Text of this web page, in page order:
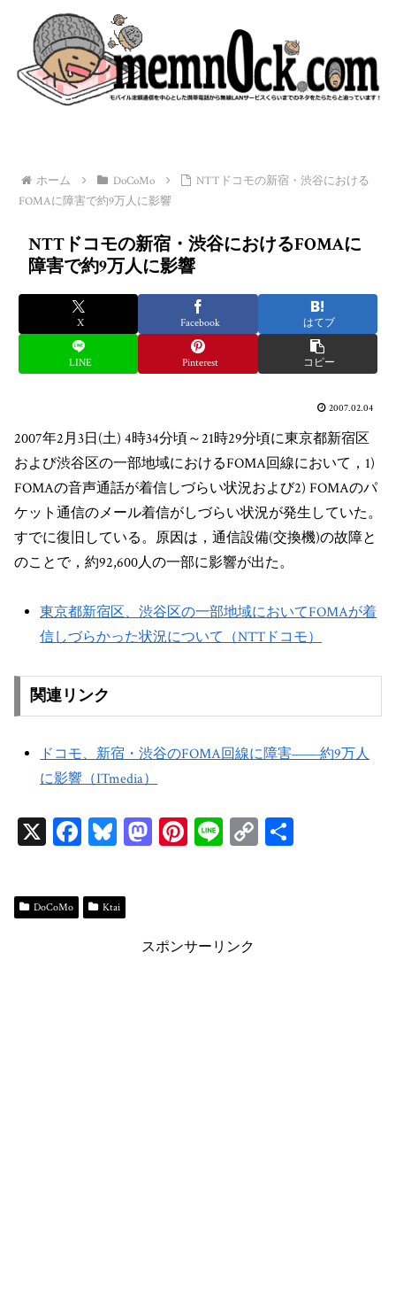
ホーム DoCoMo
NTTドコモの新宿・渋谷における
FOMAに障害で約9万人に影響
NTTドコモの新宿・渋谷におけるFOMAに
障害で約9万人に影響
X Facebook はてブ
LINE Pinterest コピー
2007.02.04
2007年2月3日(土) 4時34分頃～21時29分頃に東京都新宿区
および渋谷区の一部地域におけるFOMA回線において，1)
FOMAの音声通話が着信しづらい状況および2) FOMAのパ
ケット通信のメール着信がしづらい状況が発生していた。
すでに復旧している。原因は，通信設備(交換機)の故障と
のことで，約92,600人の一部に影響が出た。
東京都新宿区、渋谷区の一部地域においてFOMAが着
信しづらかった状況について（NTTドコモ）
関連リンク
ドコモ、新宿・渋谷のFOMA回線に障害――約9万人
に影響（ITmedia）
X Fa
bo
ok
Bl
sk
y
M
n
Pi
t
Li C
DoCoMo Ktai
スポンサーリンク